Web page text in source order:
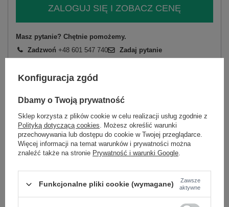
ZALOGUJ SIĘ I ZOBACZ CENĘ
Masz pytanie? Chętnie pomożemy.
Zadzwoń +48 601 547 740 Zadaj pytanie
skład materiału : 50% poliester, 45% wiskoza, 5%
Kod produktu
IT-DR-21782.84
Marka
RUE PARIS
typ produktu
spodnie dresowe
wide leg
styl
casual
okazja
codzienne
gładki
Konfiguracja zgód
Dbamy o Twoją prywatność
Sklep korzysta z plików cookie w celu realizacji usług zgodnie z
Polityką dotyczącą cookies. Możesz określić warunki
przechowywania lub dostępu do cookie w Twojej przeglądarce.
Więcej informacji na temat warunków i prywatności można
znaleźć także na stronie Prywatność i warunki Google.
Funkcjonalne pliki cookie (wymagane)
Zawsze
aktywne